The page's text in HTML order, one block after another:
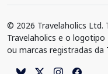
© 2026 Travelaholics Ltd.
Travelaholics e o
ou marcas registradas da